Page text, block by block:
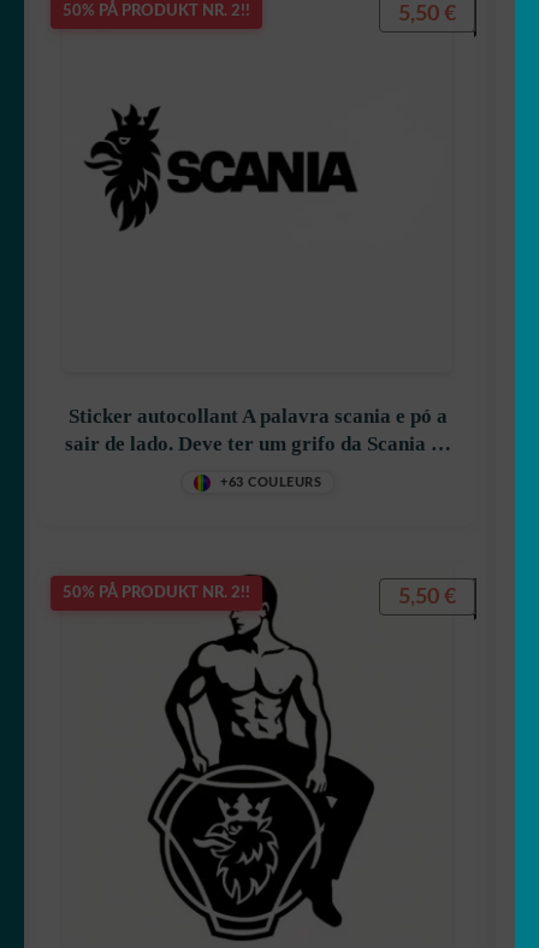
50% PÅ PRODUKT NR. 2!!
Sticker autocollant A palavra scania e pó a
sair de lado. Deve ter um grifo da Scania de
cada lado décoration decostickerstore –
+63 COULEURS
5,50 €
50% PÅ PRODUKT NR. 2!! 5,50 €